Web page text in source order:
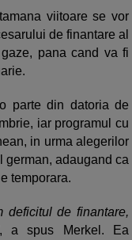
viitoare se vor
de finantare al
pana cand va fi
parte din datoria de
iar programul cu
in urma alegerilor
german, adaugand ca
temporara.
deficitul de finantare,
a spus Merkel. Ea